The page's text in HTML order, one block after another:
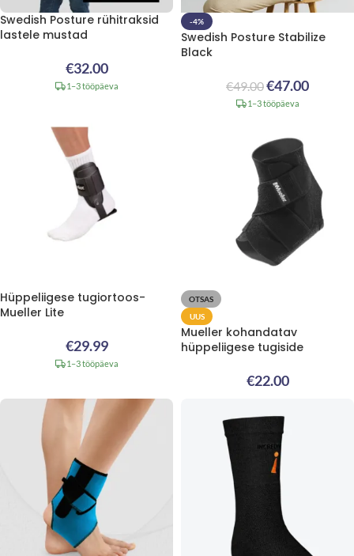
Swedish Posture rühitraksid
lastele mustad
€32.00
1–3 tööpäeva
-4%
Swedish Posture Stabilize
Black
€49.00€47.00
1–3 tööpäeva
Hüppeliigese tugiortoos-
Mueller Lite
€29.99
1–3 tööpäeva
OTSAS
UUS
Mueller kohandatav
hüppeliigese tugiside
€22.00